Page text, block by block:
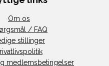
Om os
/ FAQ
stillinger
medlemsbetingelser